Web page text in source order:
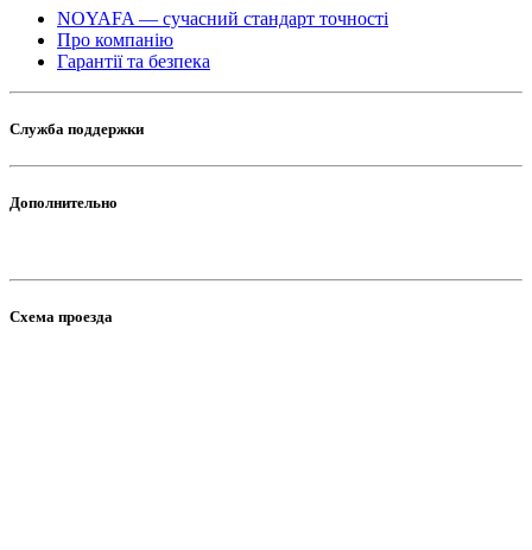
NOYAFA — сучасний стандарт точності
Про компанію
Гарантії та безпека
Служба поддержки
Дополнительно
Схема проезда